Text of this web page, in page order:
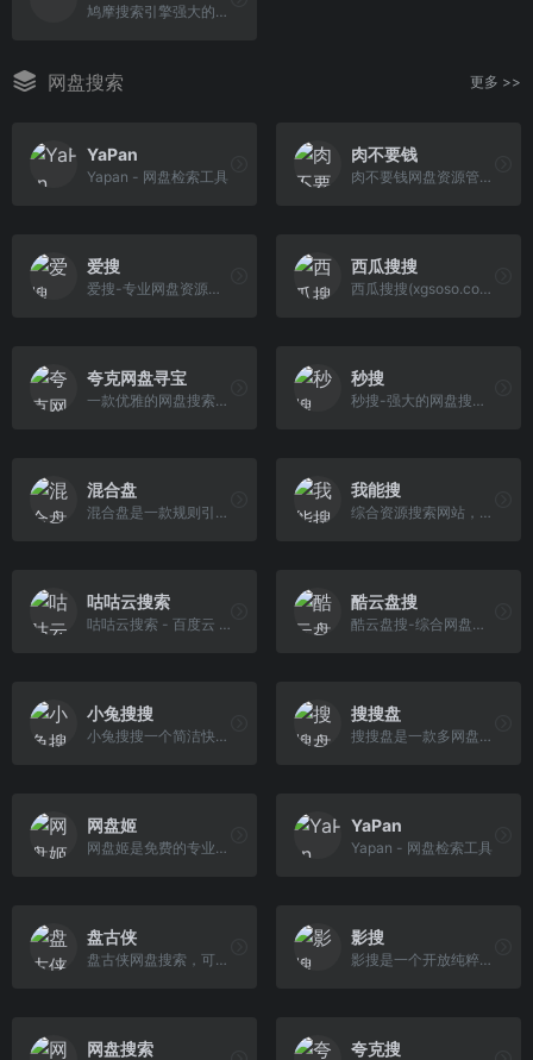
鸠摩搜索引擎强大的电子书搜索
网盘搜索 更多 >>
YaPan
Yapan - 网盘检索工具
肉不要钱
肉不要钱网盘资源管理系统，支持百度网盘、阿里云盘、夸克云盘等网盘资源的全文检索。
爱搜
爱搜-专业网盘资源搜索引擎，专注于收录全网云盘资源，支持百度网盘、阿里云盘、夸克云盘、迅雷云盘等网盘资源的全文检索。实时更新，海量资源。您想要的这里都有！
西瓜搜搜
西瓜搜搜(xgsoso.com)是专业的百度云搜索引擎，上亿级的百度云资源下载，最实用的百度云搜索引擎，名副其实的超级网盘搜索神器!，实时收录百度云、百度网盘等资 源，每天更新各类高清电影、视频、种子、小说等网盘资源，百度网盘搜索及百度云资源搜索就来西瓜搜搜！
夸克网盘寻宝
一款优雅的网盘搜索引擎，支持百度网盘、阿里云盘、夸克云盘、UC网盘等网盘资源的全文检索，短剧搜索，影视搜索。
秒搜
秒搜-强大的网盘搜索引擎|百度|阿里|夸克
混合盘
混合盘是一款规则引擎APP,可以将任何搜索网站制作成规则,供用户聚合搜索使用。
我能搜
综合资源搜索网站，内容覆盖较广，包括但不限于电影、电视剧、短剧、综艺以及音乐专辑、软件、电子书等。
咕咕云搜索
咕咕云搜索 - 百度云 百度网盘搜索引擎
酷云盘搜
酷云盘搜-综合网盘搜索支持百度网盘、阿里云盘、夸克网盘搜索，可快速搜索百度网盘资源中的有效连接，自动识别无效的百度云网盘资源，每天更新海量资源。
小兔搜搜
小兔搜搜一个简洁快速的网盘搜索引擎，提供全网云盘资源。
搜搜盘
搜搜盘是一款多网盘资源收录分享平台，支持百度网盘资源、阿里云盘资源、夸克云盘资源、迅雷网盘、UC网盘等网盘资源分享及搜索。
网盘姬
网盘姬是免费的专业网盘搜索引擎，页面清爽，资源全面，支持影视、短剧、综艺、动漫、音乐、应用、小说等网盘资源搜索。只需输入关键词，即可快速找到相关网盘资源。
YaPan
Yapan - 网盘检索工具
盘古侠
盘古侠网盘搜索，可以搜索夸克网盘资源的网站；可以搜索短剧、文档、电视、电影、教程等。
影搜
影搜是一个开放纯粹的资源搜索平台，汇集了阿里云盘、百度云盘、夸克云盘、迅雷云盘四大资源，免费、免登录、无广告，专注于云盘资源搜索，方便、迅速、丝滑、流畅、高效。
网盘搜索 夸克搜